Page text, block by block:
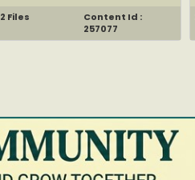
2 Files
Content Id :
257077